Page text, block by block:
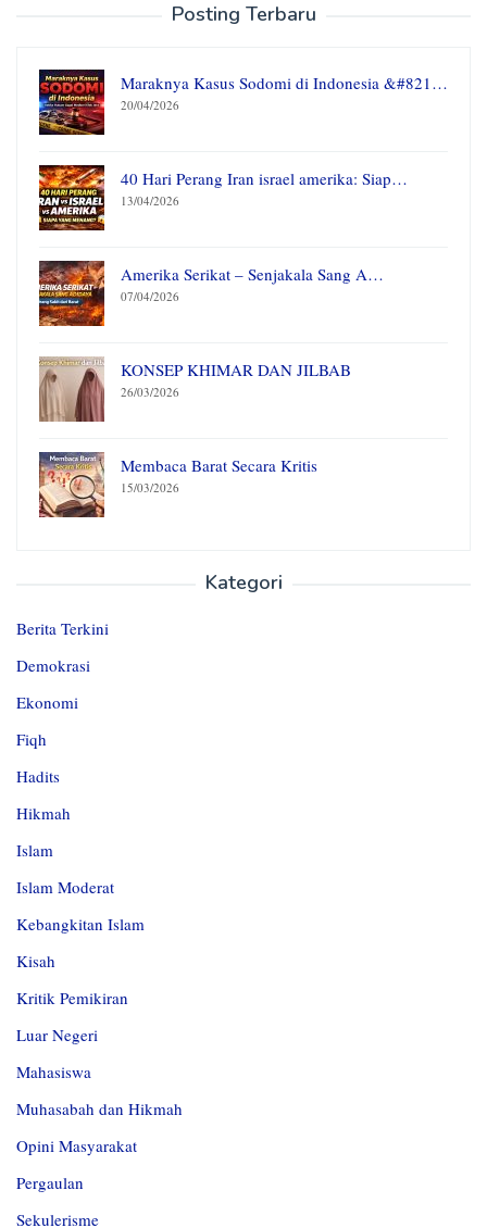
Posting Terbaru
Maraknya Kasus Sodomi di Indonesia &#821…
20/04/2026
40 Hari Perang Iran israel amerika: Siap…
13/04/2026
Amerika Serikat – Senjakala Sang A…
07/04/2026
KONSEP KHIMAR DAN JILBAB
26/03/2026
Membaca Barat Secara Kritis
15/03/2026
Kategori
Berita Terkini
Demokrasi
Ekonomi
Fiqh
Hadits
Hikmah
Islam
Islam Moderat
Kebangkitan Islam
Kisah
Kritik Pemikiran
Luar Negeri
Mahasiswa
Muhasabah dan Hikmah
Opini Masyarakat
Pergaulan
Sekulerisme